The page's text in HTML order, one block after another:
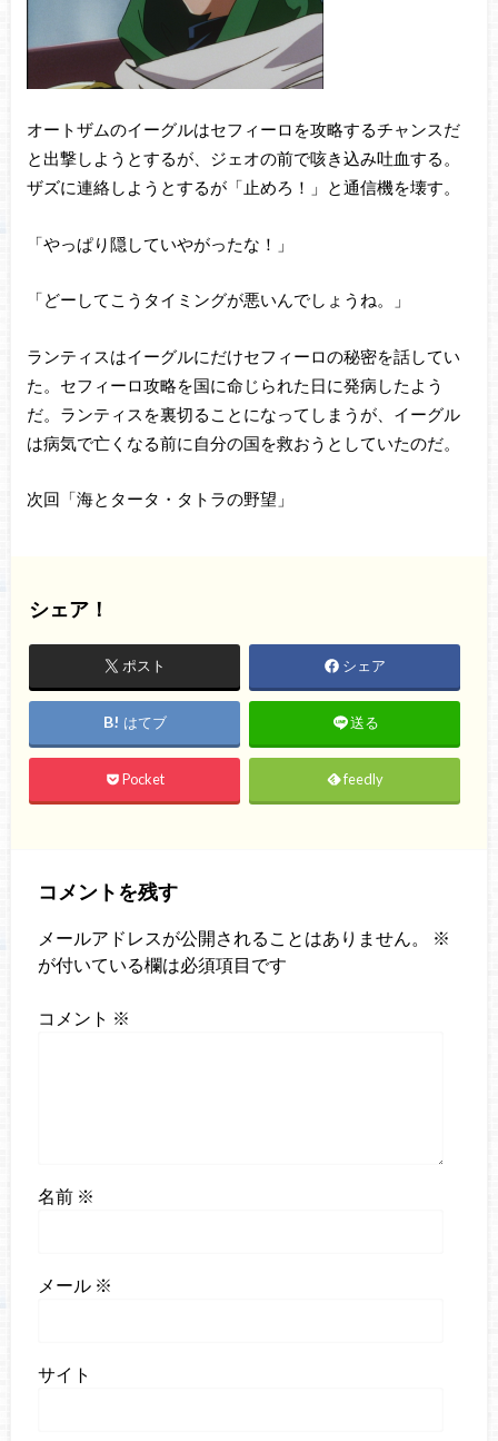
オートザムのイーグルはセフィーロを攻略するチャンスだ
と出撃しようとするが、ジェオの前で咳き込み吐血する。
ザズに連絡しようとするが「止めろ！」と通信機を壊す。
「やっぱり隠していやがったな！」
「どーしてこうタイミングが悪いんでしょうね。」
ランティスはイーグルにだけセフィーロの秘密を話してい
た。セフィーロ攻略を国に命じられた日に発病したよう
だ。ランティスを裏切ることになってしまうが、イーグル
は病気で亡くなる前に自分の国を救おうとしていたのだ。
次回「海とタータ・タトラの野望」
シェア！
ポスト シェア
はてブ 送る
Pocket feedly
コメントを残す
メールアドレスが公開されることはありません。
※
が付いている欄は必須項目です
コメント ※
名前 ※
メール ※
サイト